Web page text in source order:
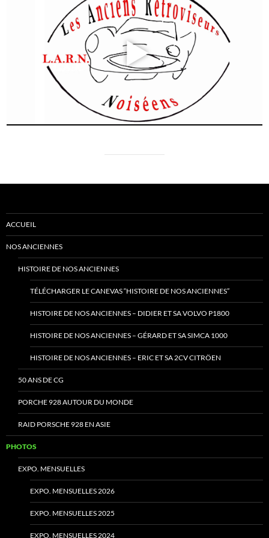
ACCUEIL
NOS ANCIENNES
HISTOIRE DE NOS ANCIENNES
TÉLÉCHARGER LE CANEVAS “HISTOIRE DE NOS ANCIENNES”
HISTOIRE DE NOS ANCIENNES – DIDIER ET SA VOLVO P1800
HISTOIRE DE NOS ANCIENNES – GÉRARD ET SA SIMCA 1000
HISTOIRE DE NOS ANCIENNES – ERIC ET SA 2CV CITRÖEN
50 ANS DE CG
PORCHE 928 AUTOUR DU MONDE
RAID PORSCHE 928 EN ASIE
PHOTOS
EXPO. MENSUELLES
EXPO. MENSUELLES 2026
EXPO. MENSUELLES 2025
EXPO. MENSUELLES 2024